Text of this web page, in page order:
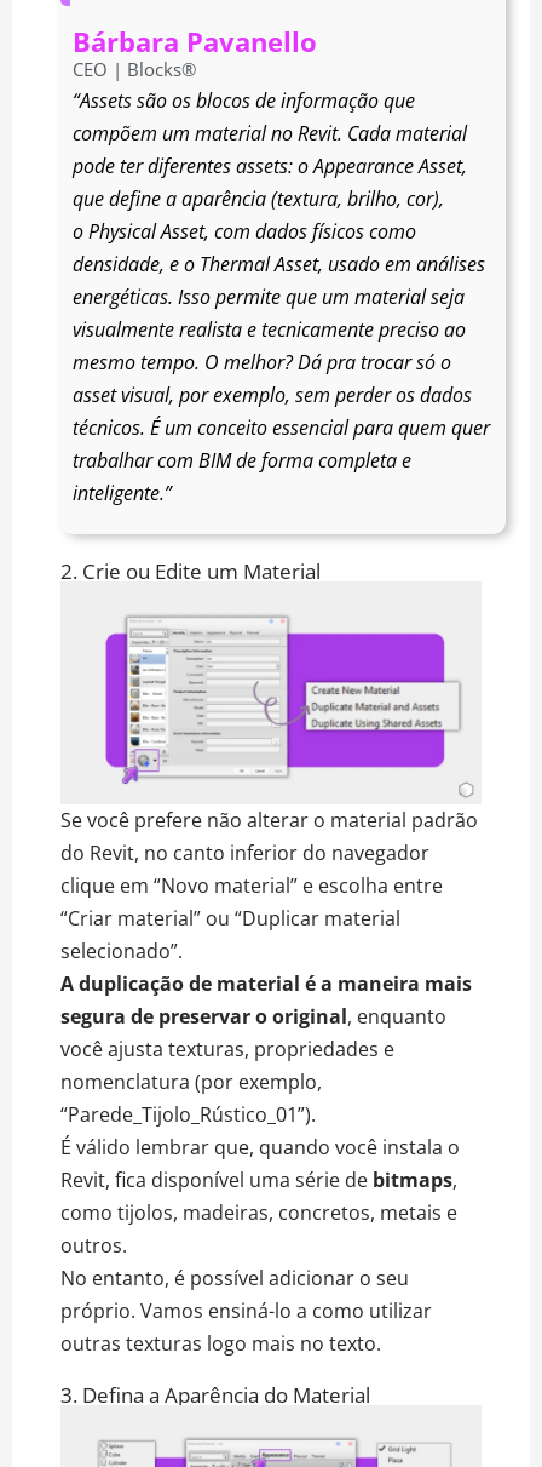
Bárbara Pavanello
CEO | Blocks®
“Assets são os blocos de informação que
compõem um material no Revit. Cada material
pode ter diferentes assets: oAppearance Asset,
que define a aparência (textura, brilho, cor),
oPhysical Asset, com dados físicos como
densidade, e o Thermal Asset, usado em análises
energéticas. Isso permite que um material seja
visualmente realista e tecnicamente preciso ao
mesmo tempo. O melhor? Dá pra trocar só o
asset visual, por exemplo, sem perder os dados
técnicos. É um conceito essencial para quem quer
trabalhar com BIM de forma completa e
inteligente.”
2. Crie ou Edite um Material
Se você prefere não alterar o material padrão
do Revit, no canto inferior do navegador
clique em “Novo material” e escolha entre
“Criar material” ou “Duplicar material
selecionado”.
A duplicação de material é a maneira mais
segura de preservar o original, enquanto
você ajusta texturas, propriedades e
nomenclatura (por exemplo,
“Parede_Tijolo_Rústico_01”).
É válido lembrar que, quando você instala o
Revit, fica disponível uma série de bitmaps,
como tijolos, madeiras, concretos, metais e
outros.
No entanto, é possível adicionar o seu
próprio. Vamos ensiná-lo a como utilizar
outras texturas logo mais no texto.
3. Defina a Aparência do Material